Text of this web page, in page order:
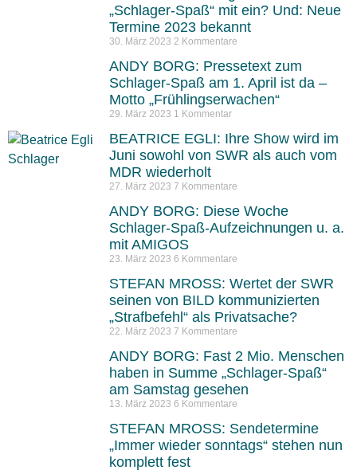
„Schlager-Spaß“ mit ein? Und: Neue
Termine 2023 bekannt
30. März 2023 2 Kommentare
ANDY BORG: Pressetext zum
Schlager-Spaß am 1. April ist da –
Motto „Frühlingserwachen“
29. März 2023 1 Kommentar
BEATRICE EGLI: Ihre Show wird im
Juni sowohl von SWR als auch vom
MDR wiederholt
27. März 2023 7 Kommentare
ANDY BORG: Diese Woche
Schlager-Spaß-Aufzeichnungen u. a.
mit AMIGOS
23. März 2023 6 Kommentare
STEFAN MROSS: Wertet der SWR
seinen von BILD kommunizierten
„Strafbefehl“ als Privatsache?
22. März 2023 7 Kommentare
ANDY BORG: Fast 2 Mio. Menschen
haben in Summe „Schlager-Spaß“
am Samstag gesehen
13. März 2023 6 Kommentare
STEFAN MROSS: Sendetermine
„Immer wieder sonntags“ stehen nun
komplett fest